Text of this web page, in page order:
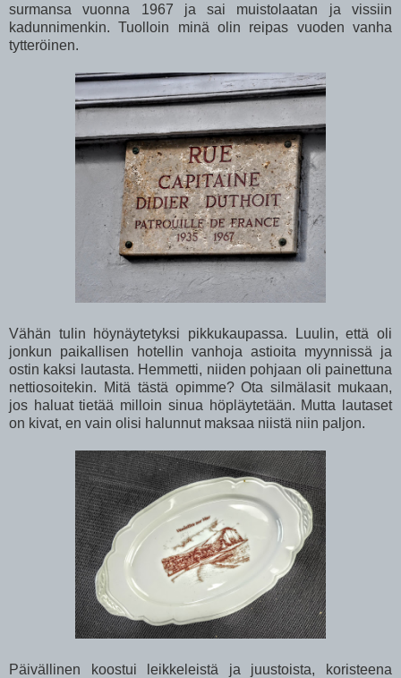
surmansa vuonna 1967 ja sai muistolaatan ja vissiin
kadunnimenkin. Tuolloin minä olin reipas vuoden vanha
tytteröinen.
Vähän tulin höynäytetyksi pikkukaupassa. Luulin, että oli
jonkun paikallisen hotellin vanhoja astioita myynnissä ja
ostin kaksi lautasta. Hemmetti, niiden pohjaan oli painettuna
nettiosoitekin. Mitä tästä opimme? Ota silmälasit mukaan,
jos haluat tietää milloin sinua höpläytetään. Mutta lautaset
on kivat, en vain olisi halunnut maksaa niistä niin paljon.
Päivällinen koostui leikkeleistä ja juustoista, koristeena